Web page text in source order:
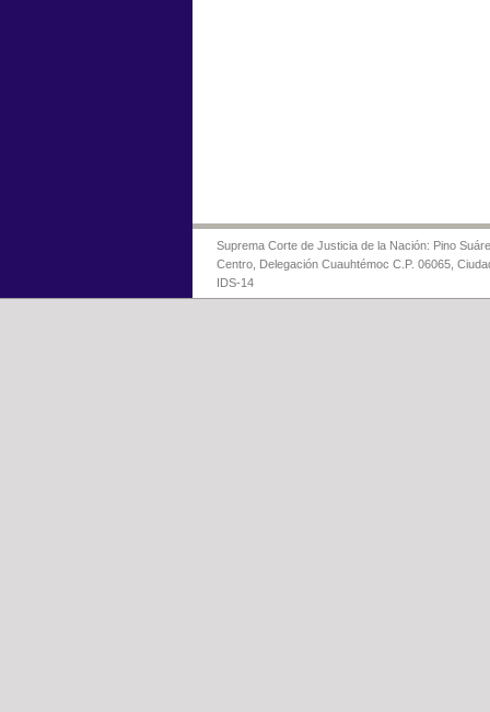
Suprema Corte de Justicia de la Nación: Pino
Centro, Delegación Cuauhtémoc C.P. 06065,
IDS-14